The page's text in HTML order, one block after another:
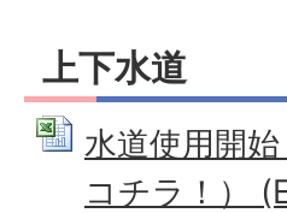
上下水道
水道使用開
コチラ！）